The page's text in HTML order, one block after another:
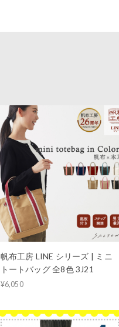
帆布工房 LINE シリーズ | ミニ
トートバッグ 全8色 3J21
¥6,050